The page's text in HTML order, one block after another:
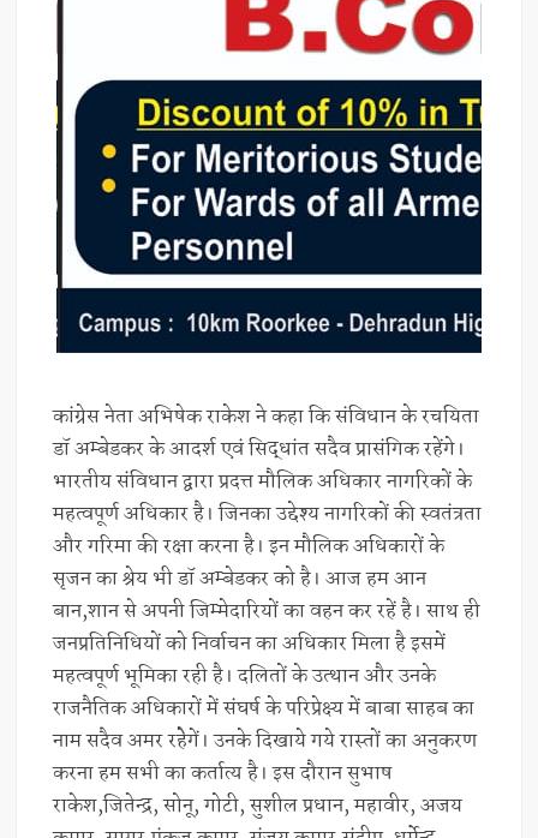
कांग्रेस नेता अभिषेक राकेश ने कहा कि संविधान के रचयिता
डॉ अम्बेडकर के आदर्श एवं सिद्धांत सदैव प्रासंगिक रहेंगे।
भारतीय संविधान द्वारा प्रदत्त मौलिक अधिकार नागरिकों के
महत्वपूर्ण अधिकार है। जिनका उद्देश्य नागरिकों की स्वतंत्रता
और गरिमा की रक्षा करना है। इन मौलिक अधिकारों के
सृजन का श्रेय भी डॉ अम्बेडकर को है। आज हम आन
बान,शान से अपनी जिम्मेदारियों का वहन कर रहें है। साथ ही
जनप्रतिनिधियों को निर्वाचन का अधिकार मिला है इसमें
महत्वपूर्ण भूमिका रही है। दलितों के उत्थान और उनके
राजनैतिक अधिकारों में संघर्ष के परिप्रेक्ष्य में बाबा साहब का
नाम सदैव अमर रहेेगें। उनके दिखाये गये रास्तों का अनुकरण
करना हम सभी का कर्तात्य है। इस दौरान सुभाष
राकेश,जितेन्द्र, सोनू, गोटी, सुशील प्रधान, महावीर, अजय